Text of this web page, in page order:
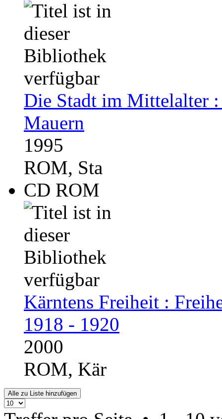
Die Stadt im Mittelalter
Mauern
1995
ROM, Sta
CD ROM
Kärntens Freiheit :
1918 - 1920
2000
ROM, Kär